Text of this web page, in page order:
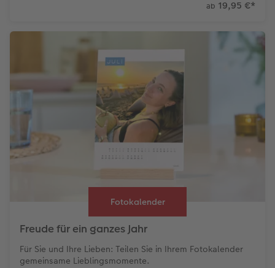
ab 19,95 €*
Fotokalender
Freude für ein ganzes Jahr
Für Sie und Ihre Lieben: Teilen Sie in Ihrem Fotokalender
gemeinsame Lieblingsmomente.